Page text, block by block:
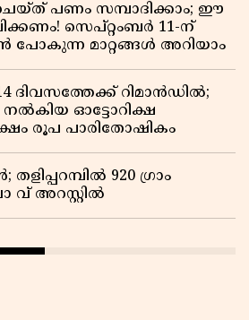
പണം സമ്പാദിക്കാം; ഈ
സെപ്റ്റംബർ 11-ന്
പോകുന്ന മാറ്റങ്ങൾ അറിയാം
റിമാൻഡിൽ;
ഓട്ടോറിക്ഷ
രൂപ പാരിതോഷികം
920 ഗ്രാം
വ് അറസ്റ്റിൽ